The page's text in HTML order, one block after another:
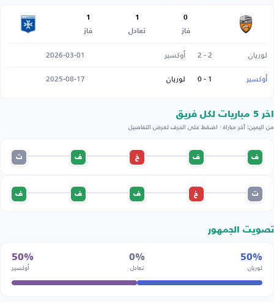
0
فاز
1
تعادل
1
فاز
لوريان 2 - 2 أوكسير
2026-03-01
أوكسير
1 - 0 لوريان 2025-08-17
اخر 5 مباريات لكل فريق
من اليمين: آخر مباراة · اضغط على الحرف لعرض التفاصيل
ف ف خ ف ت
ت خ ف ف ف
تصويت الجمهور
50%
لوريان
0%
تعادل
50%
أوكسير